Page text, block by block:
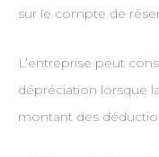
sur le compte de
L’entreprise peut
dépréciation lorsque
montant des